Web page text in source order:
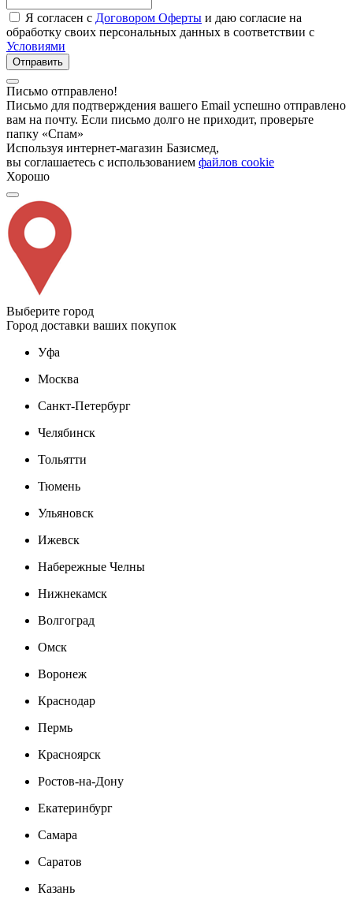
Я согласен с Договором Оферты и даю согласие на
обработку своих персональных данных в соответствии с
Условиями
Отправить
Письмо отправлено!
Письмо для подтверждения вашего Email успешно отправлено
вам на почту. Если письмо долго не приходит, проверьте
папку «Спам»
Используя интернет-магазин Базисмед,
вы соглашаетесь с использованием файлов cookie
Хорошо
Выберите город
Город доставки ваших покупок
Уфа
Москва
Санкт-Петербург
Челябинск
Тольятти
Тюмень
Ульяновск
Ижевск
Набережные Челны
Нижнекамск
Волгоград
Омск
Воронеж
Краснодар
Пермь
Красноярск
Ростов-на-Дону
Екатеринбург
Самара
Саратов
Казань